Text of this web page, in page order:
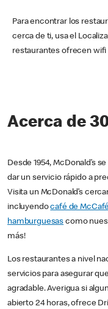
Para encontrar los
cerca de ti, usa el
restaurantes ofrecen wifi
Acerca de
Desde 1954, McDonald’s
dar un servicio rápido a
Visita un McDonald’s
incluyendocafé de
hamburguesas como
más!
Los restaurantes a nivel
servicios para asegurar
agradable. Averigua si
abierto 24 horas, ofrece